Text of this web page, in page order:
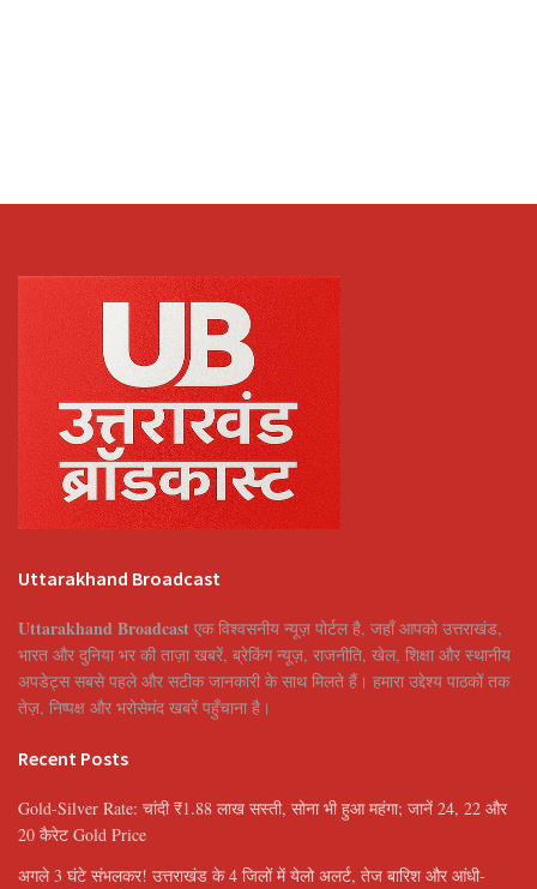
Uttarakhand Broadcast
Uttarakhand Broadcast एक विश्वसनीय न्यूज़ पोर्टल है, जहाँ आपको उत्तराखंड,
भारत और दुनिया भर की ताज़ा खबरें, ब्रेकिंग न्यूज़, राजनीति, खेल, शिक्षा और स्थानीय
अपडेट्स सबसे पहले और सटीक जानकारी के साथ मिलते हैं। हमारा उद्देश्य पाठकों तक
तेज़, निष्पक्ष और भरोसेमंद खबरें पहुँचाना है।
Recent Posts
Gold-Silver Rate: चांदी ₹1.88 लाख सस्ती, सोना भी हुआ महंगा; जानें 24, 22 और
20 कैरेट Gold Price
अगले 3 घंटे संभलकर! उत्तराखंड के 4 जिलों में येलो अलर्ट, तेज बारिश और आंधी-